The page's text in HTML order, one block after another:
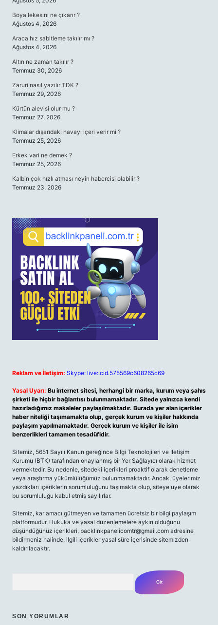
Boya lekesini ne çıkarır ?
Ağustos 4, 2026
Araca hız sabitleme takılır mı ?
Ağustos 4, 2026
Altın ne zaman takılır ?
Temmuz 30, 2026
Zaruri nasıl yazılır TDK ?
Temmuz 29, 2026
Kürtün alevisi olur mu ?
Temmuz 27, 2026
Klimalar dışarıdaki havayı içeri verir mi ?
Temmuz 25, 2026
Erkek vari ne demek ?
Temmuz 25, 2026
Kalbin çok hızlı atması neyin habercisi olabilir ?
Temmuz 23, 2026
Reklam ve İletişim: Skype: live:.cid.575569c608265c69
Yasal Uyarı: Bu internet sitesi, herhangi bir marka, kurum veya şahıs
şirketi ile hiçbir bağlantısı bulunmamaktadır. Sitede yalnızca kendi
hazırladığımız makaleler paylaşılmaktadır. Burada yer alan içerikler
haber niteliği taşımamakta olup, gerçek kurum ve kişiler hakkında
paylaşım yapılmamaktadır. Gerçek kurum ve kişiler ile isim
benzerlikleri tamamen tesadüfidir.
Sitemiz, 5651 Sayılı Kanun gereğince Bilgi Teknolojileri ve İletişim
Kurumu (BTK) tarafından onaylanmış bir Yer Sağlayıcı olarak hizmet
vermektedir. Bu nedenle, sitedeki içerikleri proaktif olarak denetleme
veya araştırma yükümlülüğümüz bulunmamaktadır. Ancak, üyelerimiz
yazdıkları içeriklerin sorumluluğunu taşımakta olup, siteye üye olarak
bu sorumluluğu kabul etmiş sayılırlar.
Sitemiz, kar amacı gütmeyen ve tamamen ücretsiz bir bilgi paylaşım
platformudur. Hukuka ve yasal düzenlemelere aykırı olduğunu
düşündüğünüz içerikleri, backlinkpanelicomtr@gmail.com adresine
bildirmeniz halinde, ilgili içerikler yasal süre içerisinde sitemizden
kaldırılacaktır.
SON YORUMLAR